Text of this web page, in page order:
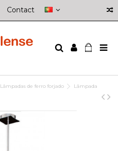
Contact
Lâmpadas de ferro forjado
Lâmpada